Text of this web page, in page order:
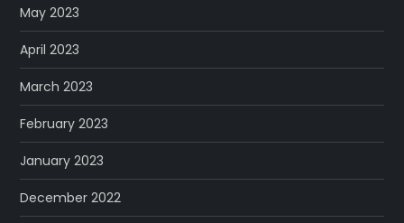
May 2023
April 2023
March 2023
February 2023
January 2023
December 2022